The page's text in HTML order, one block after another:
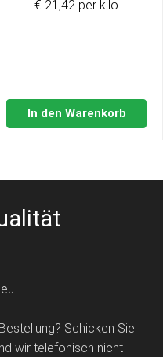
war:
In den Warenkorb
€ 21,42 per kilo
Schicken Sie
wir telefonisch nicht